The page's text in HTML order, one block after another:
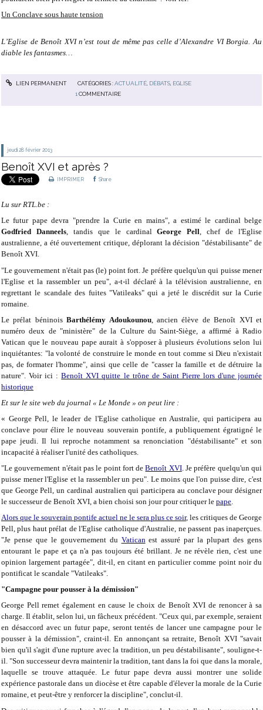
Un Conclave sous haute tension
L’Eglise de Benoît XVI n’est tout de même pas celle d’Alexandre VI Borgia. Au
diable les fantasmes…
LIEN PERMANENT CATÉGORIES :ACTUALITÉ, DÉBATS, EGLISE
1 COMMENTAIRE
jeudi 28 février 2013
Benoît XVI et après ?
IMPRIMER Share
Lu sur RTL.be :
Le futur pape devra "prendre la Curie en mains", a estimé le cardinal belge
Godfried Danneels, tandis que le cardinalGeorge Pell, chef de l'Eglise
australienne, a été ouvertement critique, déplorant la décision "déstabilisante" de
Benoît XVI.
"Le gouvernement n'était pas (le) point fort. Je préfère quelqu'un qui puisse mener
l'Eglise et la rassembler un peu", a-t-il déclaré à la télévision australienne, en
regrettant le scandale des fuites "Vatileaks" qui a jeté le discrédit sur la Curie
romaine.
Le prélat béninoisBarthélémy Adoukounou, ancien élève de Benoît XVI et
numéro deux de "ministère" de la Culture du Saint-Siège, a affirmé à Radio
Vatican que le nouveau pape aurait à s'opposer à plusieurs évolutions selon lui
inquiétantes: "la volonté de construire le monde en tout comme si Dieu n'existait
pas, de formater l'homme", ainsi que celle de "casser la famille et de détruire la
nature". Voir ici :Benoît XVI quitte le trône de Saint Pierre lors d'une journée
historique
Et sur le site web du journal « Le Monde » on peut lire :
« George Pell, le leader de l'Eglise catholique en Australie, qui participera au
conclave pour élire le nouveau souverain pontife, a publiquement égratigné le
pape jeudi. Il lui reproche notamment sa renonciation "déstabilisante" et son
incapacité à réaliser l'unité des catholiques.
"Le gouvernement n'était pas le point fort deBenoît XVI.Je préfère quelqu'un qui
puisse mener l'Eglise et la rassembler un peu". Le moins que l'on puisse dire, c'est
que George Pell, un cardinal australien qui participera au conclave pour désigner
le successeur de Benoît XVI, a bien choisi son jour pour critiquer le pape.
Alors que le souverain pontife actuel ne le sera plus ce soir, les critiques de George
Pell, plus haut prélat de l'Eglise catholique d'Australie, ne passent pas inaperçues.
"Je pense que le gouvernement du Vaticanest assuré par la plupart des gens
entourant le pape et ça n'a pas toujours été brillant. Je ne révèle rien, c'est une
opinion largement partagée", dit-il, en citant en particulier comme point noir du
pontificat le scandale "Vatileaks".
"Campagne pour pousser à la démission"
George Pell remet également en cause le choix de Benoît XVI de renoncer à sa
charge. Il établit, selon lui, un fâcheux précédent. "Ceux qui, par exemple, seraient
en désaccord avec un futur pape, seront tentés de lancer une campagne pour le
pousser à la démission", craint-il. En annonçant sa retraite, Benoît XVI "savait
bien qu'il s'agit d'une rupture avec la tradition, un peu déstabilisante", souligne-t-
il. "Son successeur devra maintenir la tradition, tant dans la foi que dans la morale,
laquelle se trouve attaquée. Le futur pape devra aussi montrer une solide
expérience pastorale dans un diocèse et être capable d'élever la morale de la Curie
romaine, et peut-être y renforcer la discipline", conclut-il.